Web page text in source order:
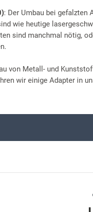
: Der Umbau bei gefalzten
wie heutige
sind manchmal nötig,
von Metall- und
wir einige Adapter in